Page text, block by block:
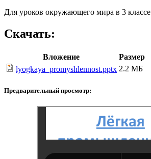
Для уроков окружающего мира в 3 классе
Скачать:
Вложение
Размер
lyogkaya_promyshlennost.pptx 2.2 МБ
Предварительный просмотр: